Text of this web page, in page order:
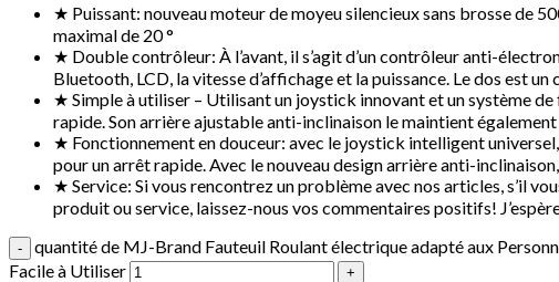
★ Puissant: nouveau moteur de moyeu silencieux sans brosse de
maximal de 20 °
★ Double contrôleur: À l’avant, il s’agit d’un contrôleur anti-
Bluetooth, LCD, la vitesse d’affichage et la puissance. Le dos est
★ Simple à utiliser – Utilisant un joystick innovant et un système
rapide. Son arrière ajustable anti-inclinaison le maintient
★ Fonctionnement en douceur: avec le joystick intelligent
pour un arrêt rapide. Avec le nouveau design arrière anti-
★ Service: Si vous rencontrez un problème avec nos articles, s’il
produit ou service, laissez-nous vos commentaires positifs!
quantité de MJ-Brand Fauteuil Roulant électrique adapté aux
Facile à Utiliser